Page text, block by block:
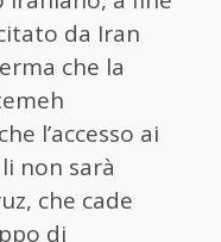
da Iran
che la
l’accesso ai
non sarà
che cade
di